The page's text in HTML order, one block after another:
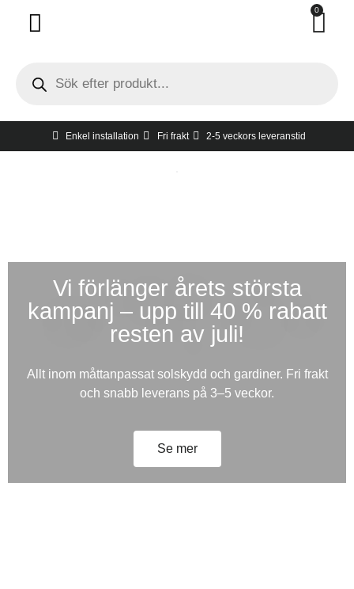
0
Enkel installation Fri frakt 2-5 veckors leveranstid
Vi förlänger årets största
kampanj – upp till 40 % rabatt
resten av juli!
Allt inom måttanpassat solskydd och gardiner. Fri frakt
och snabb leverans på 3–5 veckor.
Se mer